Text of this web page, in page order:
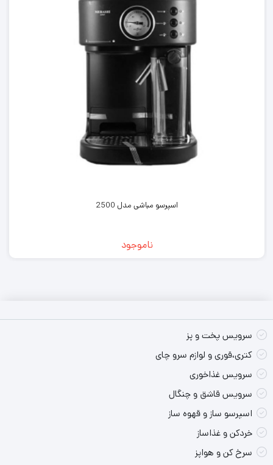
ظرفیت مخزن دانه آسیاب/130گرم
عملکرد/مختص به دانه های قهوه
جنس محفظه ی داخلی/پلاستیک
قابلیت جدا شدن دو ظرف/دارد
قابلیت شستوشوی داخل ماشین ظرفشویی/دارد
جنس بدنه/استیل ضد زنگ و پلاستیک
فولاد سخت دیکاست
نقاط قوت محصول:
کیفیت بالای محصول
اسپرسو مباشی مدل 2500
ناموجود
سرویس پخت و پز
کتری،قوری و لوازم سرو چای
سرویس غذاخوری
سرویس قاشق و چنگال
اسپرسو ساز و قهوه ساز
خردکن و غذاساز
سرخ کن و هواپز